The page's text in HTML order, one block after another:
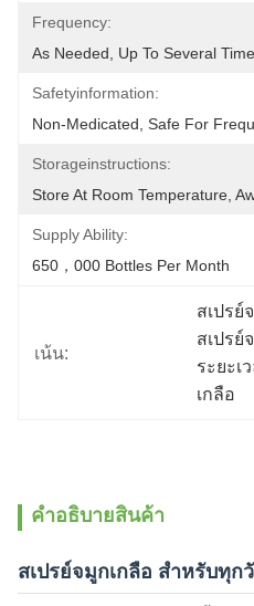
Frequency:
As Needed, Up To Several
Safetyinformation:
Non-Medicated, Safe For
Storageinstructions:
Store At Room Temperature,
Supply Ability:
650，000 Bottles Per Month
เน้น:
สเปรย์
สเปร
ระยะเ
เกลือ
คําอธิบายสินค้า
สเปรย์จมูกเกลือ สําหรับทุก